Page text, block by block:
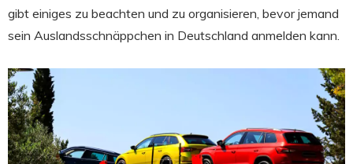
gibt einiges zu beachten und zu organisieren, bevor jemand
sein Auslandsschnäppchen in Deutschland anmelden kann.